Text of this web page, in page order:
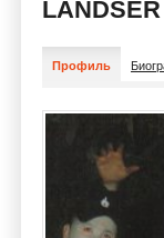
LANDSER
Профиль